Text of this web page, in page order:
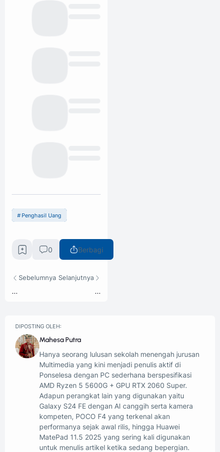
Penghasil Uang
0 Berbagi
Sebelumnya
...
Selanjutnya
...
DIPOSTING OLEH:
Mahesa Putra
Hanya seorang lulusan sekolah menengah jurusan
Multimedia yang kini menjadi penulis aktif di
Ponselesa dengan PC sederhana berspesifikasi
AMD Ryzen 5 5600G + GPU RTX 2060 Super.
Adapun perangkat lain yang digunakan yaitu
Galaxy S24 FE dengan AI canggih serta kamera
kompeten, POCO F4 yang terkenal akan
performanya sejak awal rilis, hingga Huawei
MatePad 11.5 2025 yang sering kali digunakan
untuk menulis artikel ketika sedang bepergian.